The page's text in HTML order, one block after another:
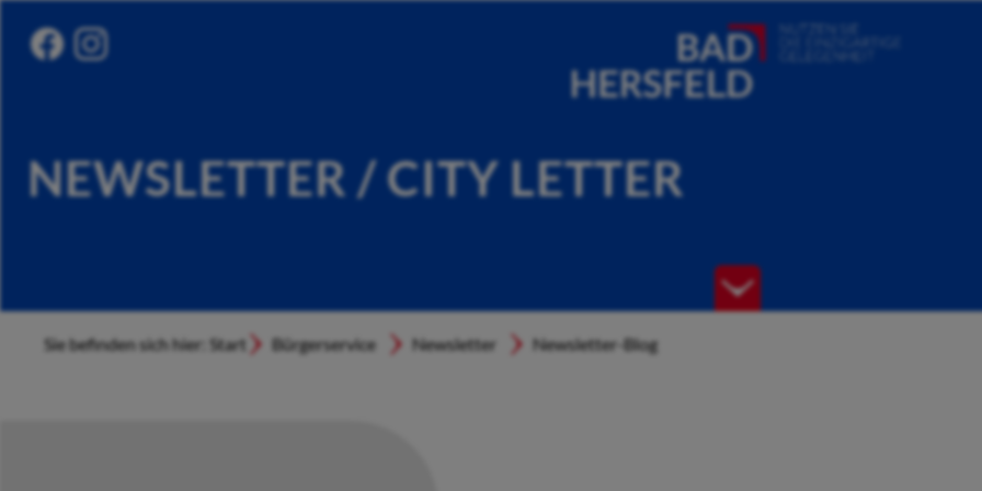
NEWSLETTER / CITY LETTER
Sie befinden sich hier: Start Bürgerservice Newsletter Newsletter-Blog